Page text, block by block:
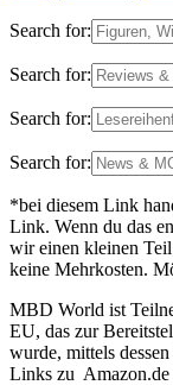
Search for:
Search for:
Search for:
Search for:
*bei diesem Link
Link. Wenn du das
wir einen kleinen
keine Mehrkosten.
MBD World ist
EU, das zur
wurde, mittels
Links zu Amazon.de